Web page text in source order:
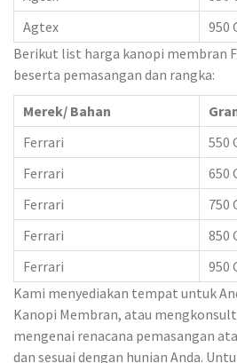
Agtex
950
Berikut list harga kanopi membran
beserta pemasangan dan rangka:
Merek/ Bahan
Ferrari
550
Ferrari
650
Ferrari
750
Ferrari
850
Ferrari
950
Kami menyediakan tempat untuk
Kanopi Membran, atau
mengenai renacana pemasangan
dan sesuai dengan hunian Anda.